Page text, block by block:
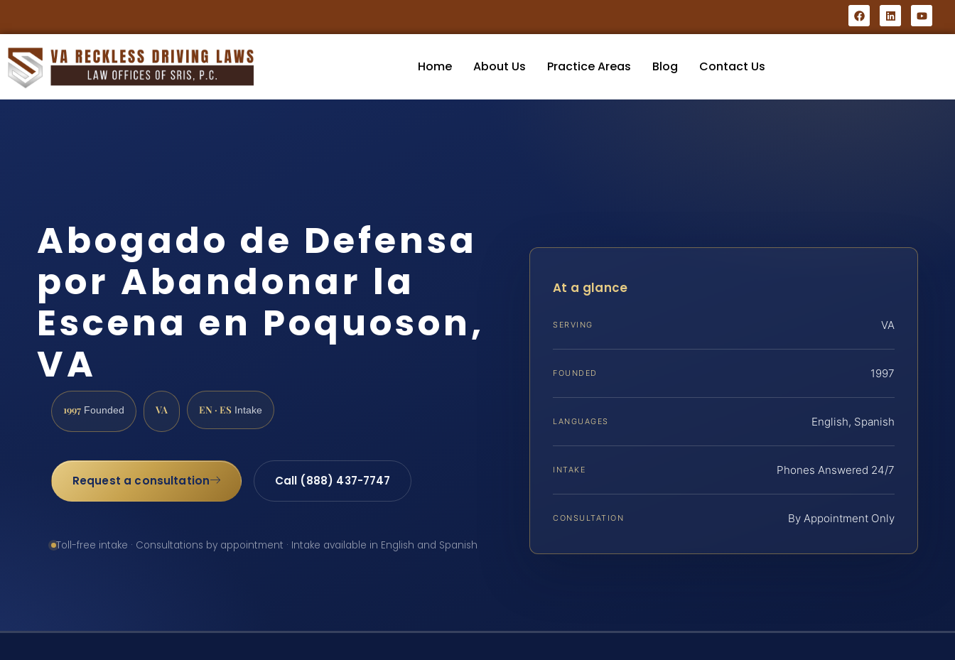
Home About Us Practice Areas Blog Contact Us
Abogado de Defensa
por Abandonar la
Escena en Poquoson,
VA
1997 Founded VA EN · ES Intake
Request a consultation Call (888) 437-7747
Toll-free intake · Consultations by appointment · Intake available in English and Spanish
At a glance
SERVING VA
FOUNDED 1997
LANGUAGES English, Spanish
INTAKE Phones Answered 24/7
CONSULTATION By Appointment Only